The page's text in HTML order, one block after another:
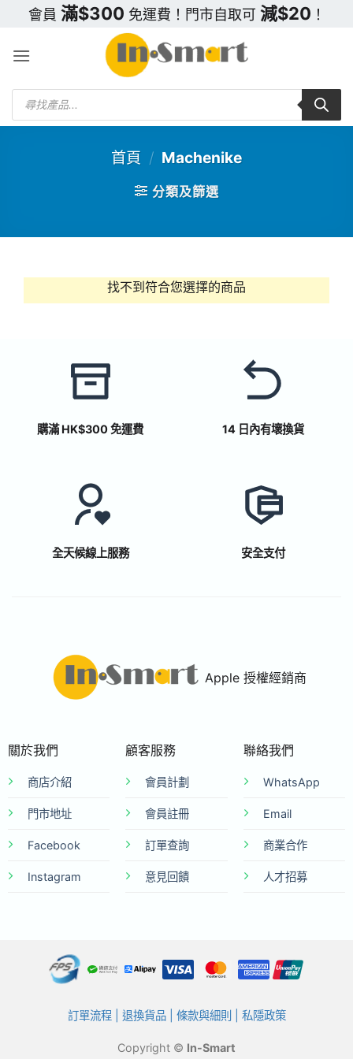
content
會員 滿$300 免運費！門市自取可 減$20 ！
Products
search
首頁 / Machenike
分類及篩選
找不到符合您選擇的商品
購滿 HK$300 免運費 14 日內有壞換貨
全天候線上服務 安全支付
Apple 授權經銷商
關於我們
商店介紹
門市地址
Facebook
Instagram
顧客服務
會員計劃
會員註冊
訂單查詢
意見回饋
聯絡我們
WhatsApp
Email
商業合作
人才招募
訂單流程| 退換貨品| 條款與細則 私隱政策
Copyright © In-Smart